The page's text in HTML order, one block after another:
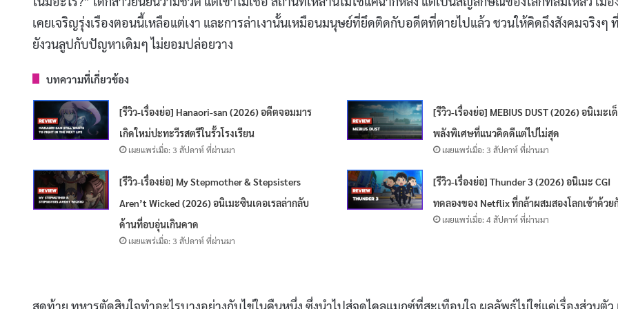
เคยเจริญรุ่งเรืองตอนนี้เหลือแต่เงา และการล่าเงานั้นเหมือนมนุษย์ที่ยึดติดกับอดีตที่ตายไปแล้ว ชวนให้คิดถึงสังคมจริงๆ
ยังวนลูปกับปัญหาเดิมๆ ไม่ยอมปล่อยวาง
บทความที่เกี่ยวข้อง
[รีวิว-เรื่องย่อ] Hanaori-san (2026) อดีตจอมมาร
เกิดใหม่ปะทะวีรสตรีในรั้วโรงเรียน
เผยแพร่เมื่อ: 3 สัปดาห์ ที่ผ่านมา
[รีวิว-เรื่องย่อ] MEBIUS DUST (2026) อนิเมะเ
พลังพิเศษที่แนวคิดดีแต่ไปไม่สุด
เผยแพร่เมื่อ: 3 สัปดาห์ ที่ผ่านมา
[รีวิว-เรื่องย่อ] My Stepmother & Stepsisters
Aren’t Wicked (2026) อนิเมะซินเดอเรลล่ากลับ
ด้านที่อบอุ่นเกินคาด
เผยแพร่เมื่อ: 3 สัปดาห์ ที่ผ่านมา
[รีวิว-เรื่องย่อ] Thunder 3 (2026) อนิเมะ CGI
ทดลองของ Netflix ที่กล้าผสมสองโลกเข้าด้วย
เผยแพร่เมื่อ: 4 สัปดาห์ ที่ผ่านมา
สุดท้าย ทหารตัดสินใจทำอะไรบางอย่างกับไข่ในคืนหนึ่ง ซึ่งนำไปสู่จุดไคลแมกซ์ที่สะเทือนใจ ผลลัพธ์ไม่ใช่แค่เรื่องส่วนตัว